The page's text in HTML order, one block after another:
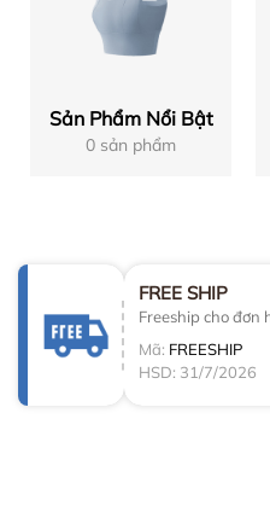
Sản Phẩm Nổi Bật
0 sản phẩm
FREE SHIP
Freeship cho đơn
Mã: FREESHIP
HSD: 31/7/2026